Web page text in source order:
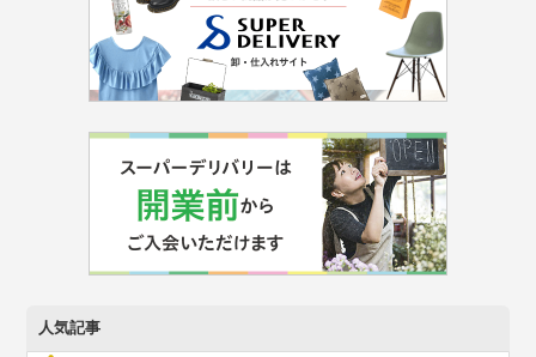
人気記事